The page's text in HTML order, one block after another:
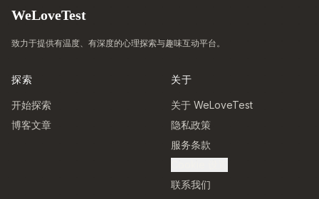
WeLoveTest
致力于提供有温度、有深度的心理探索与趣味互动平台。
探索
开始探索
博客文章
关于
关于 WeLoveTest
隐私政策
服务条款
联系我们